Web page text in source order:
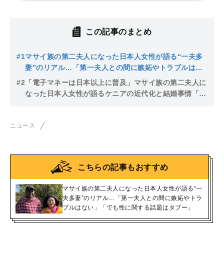
この記事のまとめ
#1マサイ族の第二夫人になった日本人女性が語る“一夫多
妻”のリアル…「第一夫人との間に嫉妬やトラブルはな
い」「でも性に関する話題はタブー」
#2 「電子マネーは日本以上に普及」マサイ族の第二夫人に
なった日本人女性が語るケニアの近代化と結婚事情「か
ニュース
こちらの記事もおすすめ
マサイ族の第二夫人になった日本人女性が語る“一
夫多妻”のリアル…「第一夫人との間に嫉妬やトラ
ブルはない」「でも性に関する話題はタブー」